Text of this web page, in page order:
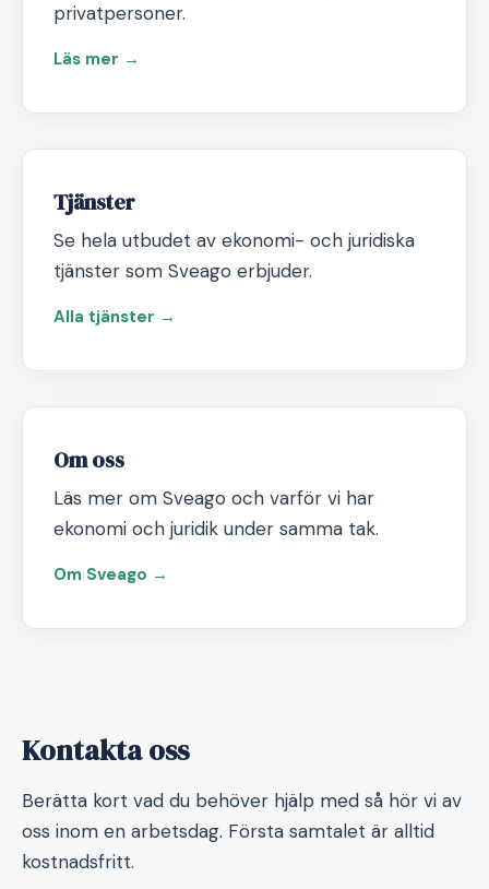
privatpersoner.
Läs mer →
Tjänster
Se hela utbudet av ekonomi- och juridiska
tjänster som Sveago erbjuder.
Alla tjänster →
Om oss
Läs mer om Sveago och varför vi har
ekonomi och juridik under samma tak.
Om Sveago →
Kontakta oss
Berätta kort vad du behöver hjälp med så hör vi av
oss inom en arbetsdag. Första samtalet är alltid
kostnadsfritt.